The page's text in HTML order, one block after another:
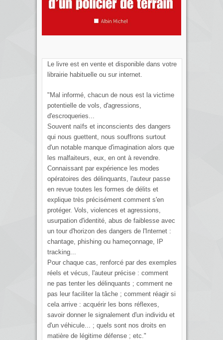
Le livre est en vente et disponible dans votre
librairie habituelle ou sur internet.
"Mal informé, chacun de nous est la victime
potentielle de vols, d'agressions,
d'escroqueries...
Souvent naïfs et inconscients des dangers
qui nous guettent, nous souffrons surtout
d'un notable manque d'imagination alors que
les malfaiteurs, eux, en ont à revendre.
Connaissant par expérience les modes
opératoires des délinquants, l'auteur passe
en revue toutes les formes de délits et
explique très précisément comment s'en
protéger. Vols, violences et agressions,
usurpation d'identité, abus de faiblesse avec
un tour d'horizon des dangers de l'Internet :
chantage, phishing ou hameçonnage, IP
tracking...
Pour chaque cas, renforcé par des exemples
réels et vécus, l'auteur précise : comment
ne pas tenter les délinquants ; comment ne
pas leur faciliter la tâche ; comment réagir si
cela arrive : acquérir les bons réflexes,
savoir donner le signalement d'un individu et
d'un véhicule... ; quels sont nos droits en
matière de légitime défense ; etc."